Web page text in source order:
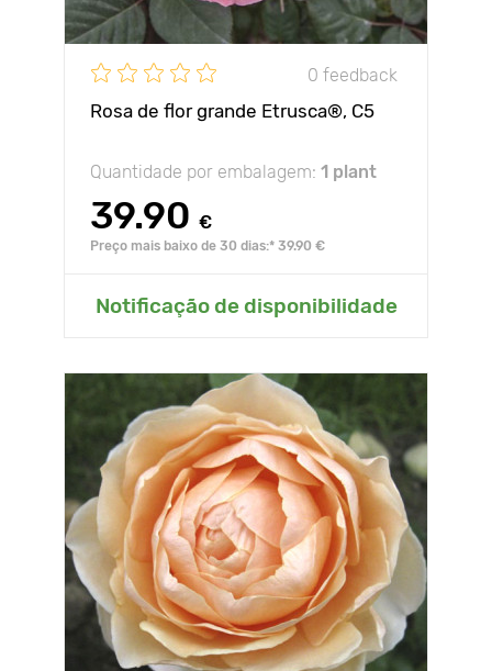
0 feedback
Rosa de flor grande Etrusca®, C5
Quantidade por embalagem: 1 plant
39.90 €
Preço mais baixo de 30 dias:* 39.90 €
Notificação de disponibilidade